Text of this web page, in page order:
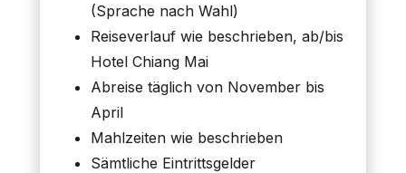
(Sprache nach Wahl)
Reiseverlauf wie beschrieben, ab/bis
Hotel Chiang Mai
Abreise täglich von November bis
April
Mahlzeiten wie beschrieben
Sämtliche Eintrittsgelder